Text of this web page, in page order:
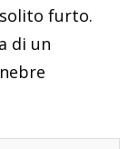
furto.
di un